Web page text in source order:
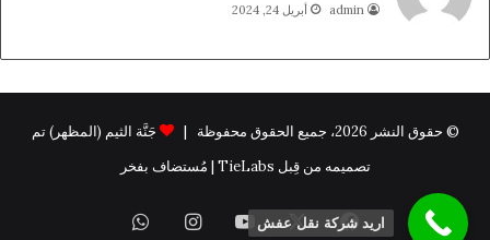
admin أبريل 24, 2024
© حقوق النشر 2026، جميع الحقوق محفوظة |
جَنَّة الثيم (المظهر) تم
تصميمه من قِبل TieLabs | مُستضاف بفخر
فيسبوك
X يوتيوبانستقرامواتساب اريد شركة نقل عفش